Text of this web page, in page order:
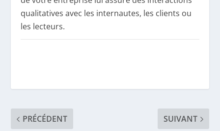
qualitatives avec les internautes, les clients ou
les lecteurs.
PRÉCÉDENT SUIVANT